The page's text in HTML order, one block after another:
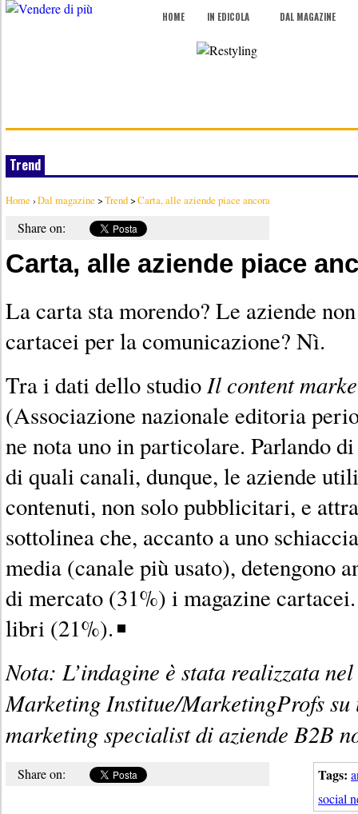
HOME IN EDICOLA DAL MAGAZINE
Trend
Home ›Dal magazine >Trend>Carta, alle aziende piace ancora
Share on:
Carta, alle aziende piace
La carta sta morendo? Le aziende
cartacei per la comunicazione? Nì.
Tra i dati dello studioIl content
(Associazione nazionale editoria
ne nota uno in particolare. Parlando
di quali canali, dunque, le aziende
contenuti, non solo pubblicitari, e
sottolinea che, accanto a uno
media (canale più usato), detengono
di mercato (31%) i magazine
libri (21%).
Nota: L’indagine è stata realizzata
Marketing Institue/MarketingProfs su
marketing specialist di aziende B2B
Tags:
social
Share on: